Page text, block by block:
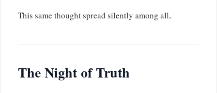
This same thought spread silently among all.
The Night of Truth